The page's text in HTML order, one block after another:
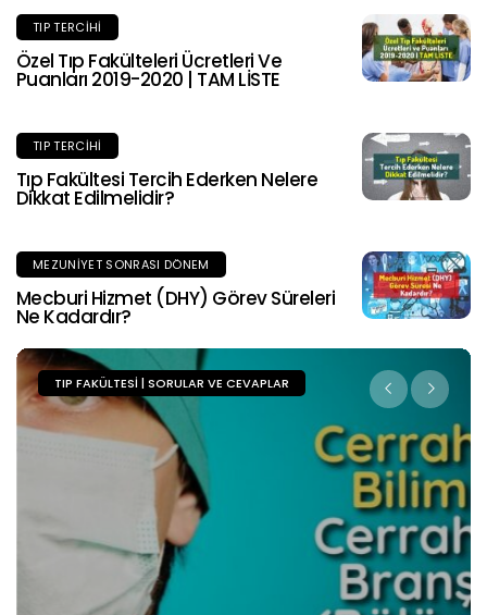
TIP TERCIHI
Özel Tıp Fakülteleri Ücretleri Ve
Puanları 2019-2020 | TAM LİSTE
TIP TERCIHI
Tıp Fakültesi Tercih Ederken Nelere
Dikkat Edilmelidir?
MEZUNIYET SONRASI DÖNEM
Mecburi Hizmet (DHY) Görev Süreleri
Ne Kadardır?
TIP FAKÜLTESI | SORULAR VE CEVAPLAR